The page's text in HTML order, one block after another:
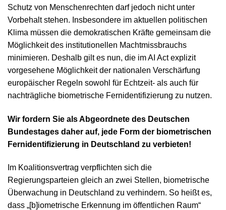
Schutz von Menschenrechten darf jedoch nicht unter
Vorbehalt stehen. Insbesondere im aktuellen politischen
Klima müssen die demokratischen Kräfte gemeinsam die
Möglichkeit des institutionellen Machtmissbrauchs
minimieren. Deshalb gilt es nun, die im AI Act explizit
vorgesehene Möglichkeit der nationalen Verschärfung
europäischer Regeln sowohl für Echtzeit- als auch für
nachträgliche biometrische Fernidentifizierung zu nutzen.
Wir fordern Sie als Abgeordnete des Deutschen
Bundestages daher auf, jede Form der biometrischen
Fernidentifizierung in Deutschland zu verbieten!
Im Koalitionsvertrag verpflichten sich die
Regierungsparteien gleich an zwei Stellen, biometrische
Überwachung in Deutschland zu verhindern. So heißt es,
dass „[b]iometrische Erkennung im öffentlichen Raum“